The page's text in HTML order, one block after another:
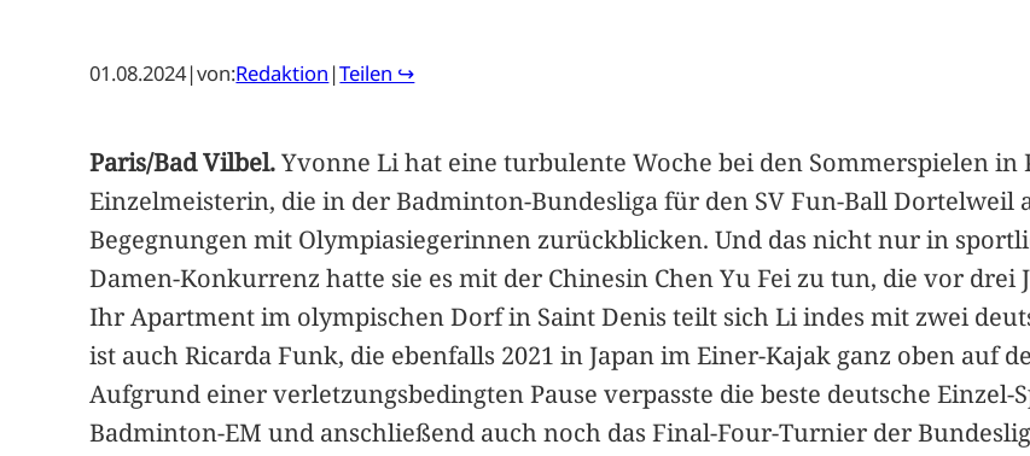
01.08.2024|von:Redaktion |Teilen ↪
Paris/Bad Vilbel.Yvonne Li hat eine turbulente Woche bei den Sommerspielen in
Einzelmeisterin, die in der Badminton-Bundesliga für den SV Fun-Ball Dortelweil
Begegnungen mit Olympiasiegerinnen zurückblicken. Und das nicht nur in
Damen-Konkurrenz hatte sie es mit der Chinesin Chen Yu Fei zu tun, die vor drei
Ihr Apartment im olympischen Dorf in Saint Denis teilt sich Li indes mit zwei
ist auch Ricarda Funk, die ebenfalls 2021 in Japan im Einer-Kajak ganz oben auf
Aufgrund einer verletzungsbedingten Pause verpasste die beste deutsche
Badminton-EM und anschließend auch noch das Final-Four-Turnier der